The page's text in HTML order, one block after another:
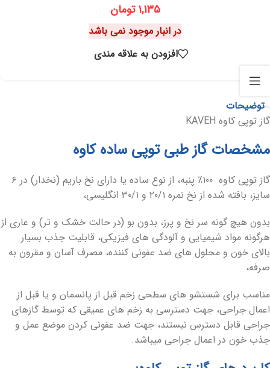
۱,۱۳۵ تومان
در انبار موجود نمی باشد
افزودن به علاقه مندی
توضیحات
گاز توپی کاوه KAVEH
مشخصات گاز طبی توپی ساده کاوه
گاز توپی کاوه ۱۰۰٪ پنبه، از نوع ساده یا دارای نخ باریم (نخدار) در ۶
سایز، بافته شده از نخ نمره ۲۰/۱ و ۳۰/۱ انگلیسی،
بدون هیچ گونه سر نخ و پرز، بدون بو (در حالت خشک و تر) و عاری از
هرگونه مواد شیمیایی و آلودگی های فیزیکی، قابلیت جذب بسیار
بالای خون و محلول های ضد عفونی کننده، مصرف آسان و مقرون به
صرفه،
مناسب برای شستشو های سطحی زخم قبل از پانسمان و یا قبل از
اعمال جراحی، جهت دسترسی به زخم های عمیقی که توسط گازهای
جراحی قابل دسترس نیستند، جهت ضد عفونی کردن موضع عمل و
جذب خون در اعمال جراحی میباشد.